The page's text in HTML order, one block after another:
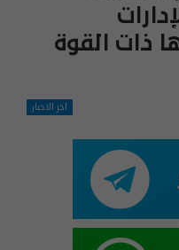
ذات القوة
آخر الاخبار